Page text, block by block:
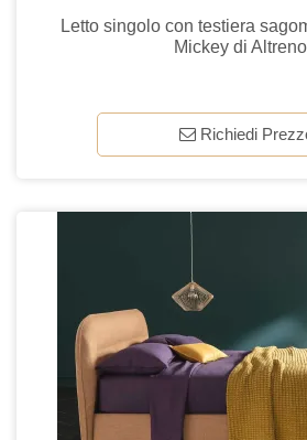
Letto singolo con testiera
Mickey di
Richiedi